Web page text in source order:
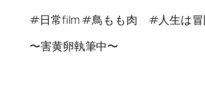
#日常film #鳥もも肉 #人生は冒
〜害黄卵執筆中〜